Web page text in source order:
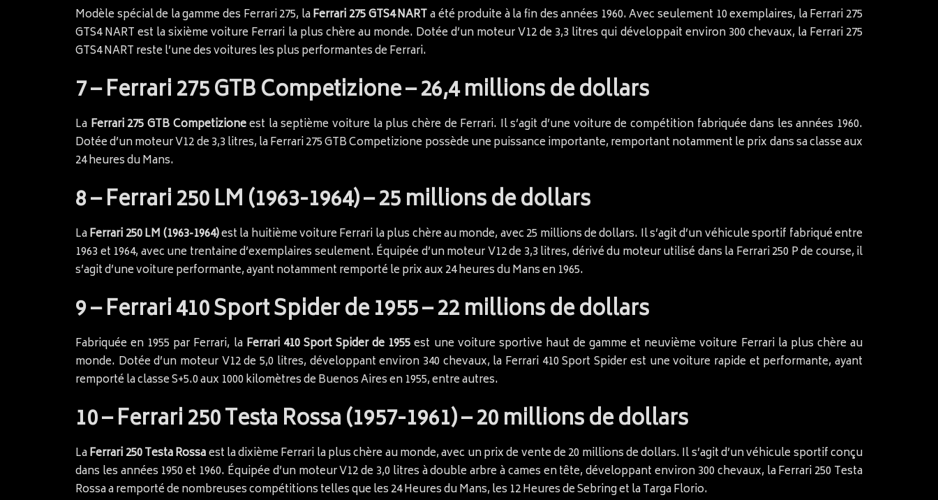
Modèle spécial de la gamme des Ferrari 275, laFerrari 275 GTS4 NARTa été produite à la fin des années 1960. Avec seulement 10 exemplaires, la Ferrari 275
GTS4 NART est la sixième voiture Ferrari la plus chère au monde. Dotée d’un moteur V12 de 3,3 litres qui développait environ 300 chevaux, la Ferrari 275
GTS4 NART reste l’une des voitures les plus performantes de Ferrari.
7 – Ferrari 275 GTB Competizione – 26,4 millions de dollars
La Ferrari 275 GTB Competizioneest la septième voiture la plus chère de Ferrari. Il s’agit d’une voiture de compétition fabriquée dans les années 1960.
Dotée d’un moteur V12 de 3,3 litres, la Ferrari 275 GTB Competizione possède une puissance importante, remportant notamment le prix dans sa classe aux
24 heures du Mans.
8 – Ferrari 250 LM (1963-1964) – 25 millions de dollars
LaFerrari 250 LM (1963-1964)est la huitième voiture Ferrari la plus chère au monde, avec 25 millions de dollars. Il s’agit d’un véhicule sportif fabriqué entre
1963 et 1964, avec une trentaine d’exemplaires seulement. Équipée d’un moteur V12 de 3,3 litres, dérivé du moteur utilisé dans la Ferrari 250 P de course, il
s’agit d’une voiture performante, ayant notamment remporté le prix aux 24 heures du Mans en 1965.
9 – Ferrari 410 Sport Spider de 1955 – 22 millions de dollars
Fabriquée en 1955 par Ferrari, la Ferrari 410 Sport Spider de 1955est une voiture sportive haut de gamme et neuvième voiture Ferrari la plus chère au
monde. Dotée d’un moteur V12 de 5,0 litres, développant environ 340 chevaux, la Ferrari 410 Sport Spider est une voiture rapide et performante, ayant
remporté la classe S+5.0 aux 1000 kilomètres de Buenos Aires en 1955, entre autres.
10 – Ferrari 250 Testa Rossa (1957-1961) – 20 millions de dollars
LaFerrari 250 Testa Rossaest la dixième Ferrari la plus chère au monde, avec un prix de vente de 20 millions de dollars. Il s’agit d’un véhicule sportif conçu
dans les années 1950 et 1960. Équipée d’un moteur V12 de 3,0 litres à double arbre à cames en tête, développant environ 300 chevaux, la Ferrari 250 Testa
Rossa a remporté de nombreuses compétitions telles que les 24 Heures du Mans, les 12 Heures de Sebring et la Targa Florio.